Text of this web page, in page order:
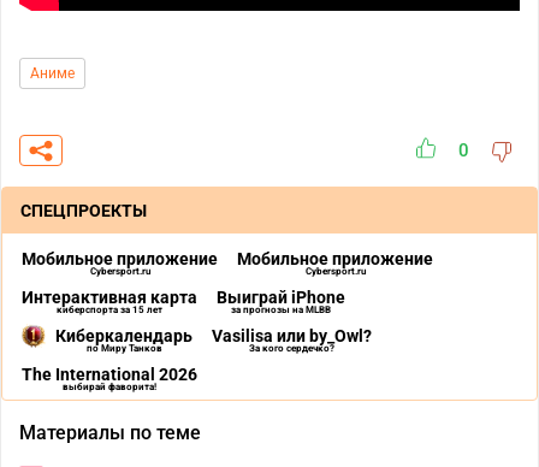
Аниме
0
СПЕЦПРОЕКТЫ
Мобильное приложение
Cybersport.ru
Мобильное приложение
Cybersport.ru
Интерактивная карта
киберспорта за 15 лет
Выиграй iPhone
за прогнозы на MLBB
Киберкалендарь
по Миру Танков
Vasilisa или by_Owl?
За кого сердечко?
The International 2026
выбирай фаворита!
Материалы по теме